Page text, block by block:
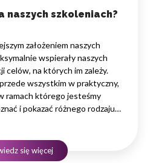
naszych szkoleniach?
założeniem naszych
wspierały naszych
celów, na których im zależy.
wszystkim w praktyczny,
ramach którego jesteśmy
i pokazać różnego rodzaju
podczas którego możemy
się więcej